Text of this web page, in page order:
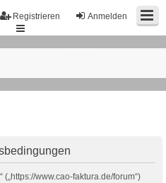
Anmelden
Registrieren
(„https://www.cao-faktura.de/forum“)